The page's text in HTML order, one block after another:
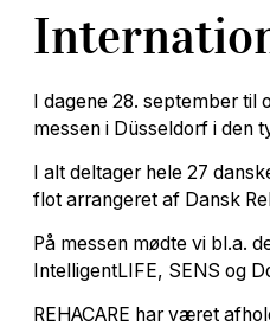
I dagene 28. september til
messen i Düsseldorf i den
I alt deltager hele 27
flot arrangeret af Dansk
På messen mødte vi bl.a.
IntelligentLIFE, SENS og
REHACARE har været